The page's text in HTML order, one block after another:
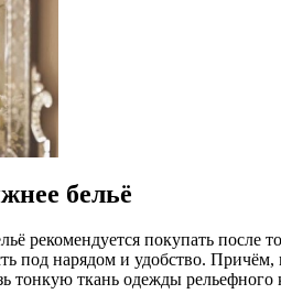
бельё
рекомендуется покупать после
под нарядом и удобство.
тонкую ткань одежды рельефного